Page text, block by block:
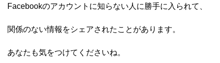
Facebookのアカウントに知らない人に勝手に入られて、
関係のない情報をシェアされたことがあります。
あなたも気をつけてくださいね。